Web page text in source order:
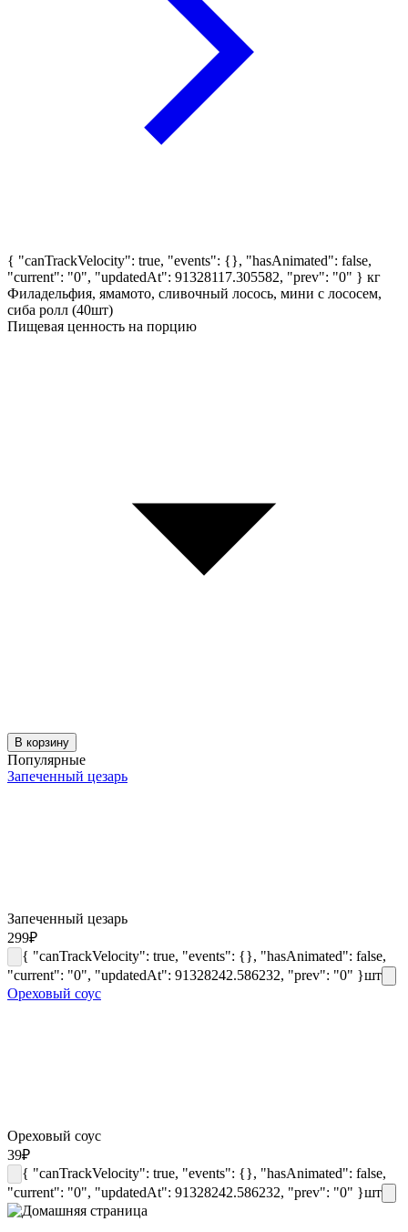
{ "canTrackVelocity": true, "events": {}, "hasAnimated": false,
"current": "0", "updatedAt": 91328117.305582, "prev": "0" } кг
Филадельфия, ямамото, сливочный лосось, мини с лососем,
сиба ролл (40шт)
Пищевая ценность на порцию
В корзину
Популярные
Запеченный цезарь
Запеченный цезарь
299₽
{ "canTrackVelocity": true, "events": {}, "hasAnimated": false,
"current": "0", "updatedAt": 91328242.586232, "prev": "0" }шт
Ореховый соус
Ореховый соус
39₽
{ "canTrackVelocity": true, "events": {}, "hasAnimated": false,
"current": "0", "updatedAt": 91328242.586232, "prev": "0" }шт